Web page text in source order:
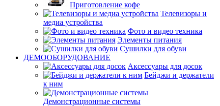
Приготовление кофе
Телевизоры и
медиа устройства
Фото и видео техника
Элементы питания
Сушилки для обуви
ДЕМООБОРУДОВАНИЕ
Аксессуары для досок
Бейджи и держатели
к ним
Демонстрационные системы